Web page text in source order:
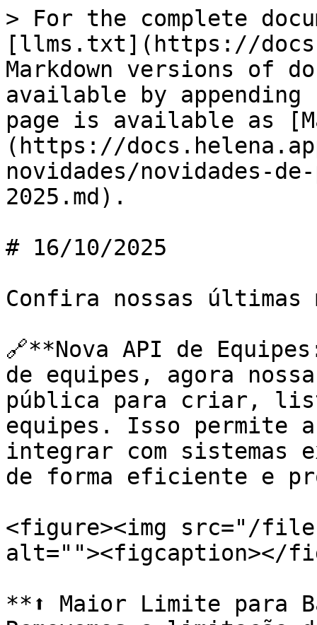
> For the complete
[llms.txt](https://
Markdown versions of
available by
page is available as
(https://
novidades/novidades-
2025.md).
# 16/10/2025
Confira nossas últimas
🔗**Nova API de
de equipes, agora
pública para criar,
equipes. Isso permite
integrar com sistemas
de forma eficiente e
<figure><img src="/
alt=""><figcaption></
**⬆️ Maior Limite para